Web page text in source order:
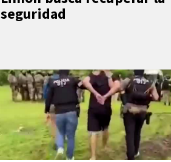
seguridad